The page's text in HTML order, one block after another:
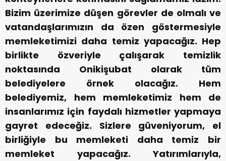
Bizim üzerimize düşen görevler de olmalı ve
vatandaşlarımızın da özen göstermesiyle
memleketimizi daha temiz yapacağız. Hep
birlikte özveriyle çalışarak temizlik
noktasında Onikişubat olarak tüm
belediyelere örnek olacağız. Hem
belediyemiz, hem memleketimiz hem de
insanlarımız için faydalı hizmetler yapmaya
gayret edeceğiz. Sizlere güveniyorum, el
birliğiyle bu memleketi daha temiz bir
memleket yapacağız. Yatırımlarıyla,